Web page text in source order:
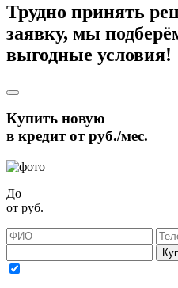
Трудно принять
заявку, мы
выгодные условия!
Купить новую
в кредит отруб./мес.
До
от руб.